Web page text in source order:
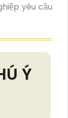
yêu cầu
Ý